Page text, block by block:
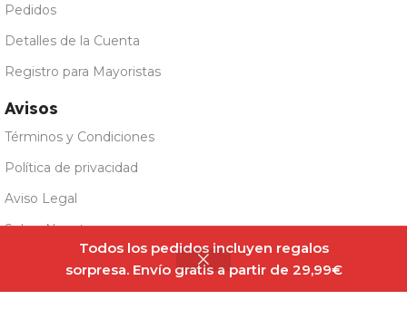
Todos los pedidos incluyen regalos
sorpresa. Envío gratis a partir de 29,99€
Pedidos
Detalles de la Cuenta
Registro para Mayoristas
Avisos
Términos y Condiciones
Política de privacidad
Aviso Legal
Sobre Nosotros
Panel Cookies
Vit.O.Best Salsa
Albahaca 250ml
3,20€
Sin
existencias